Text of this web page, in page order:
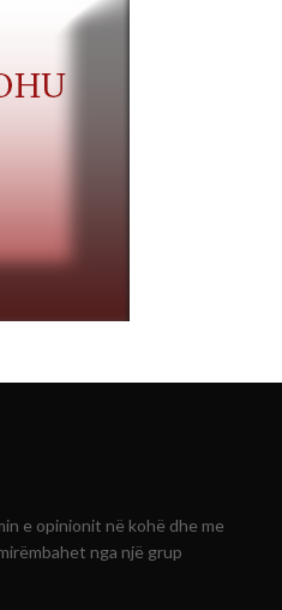
e opinionit në kohë dhe me
nga një grup